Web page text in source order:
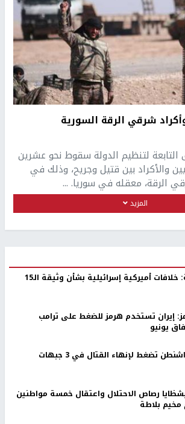
شرقي الرقة السورية
التابعة لتنظيم الدولة سقوط نحو عشرين
والأكراد بين قتيل وجريح، وذلك في
الرقة، معقله في سوريا. ...
المزيد
مصادر عبرية: خلافات أميركية إسرائيلية بشأن وثيقة الـ15
إيران تستخدم هرمز للضغط على ترامب
يونيو
رصاص الاحتلال واعتقال خمسة مواطنين
مخيم بلاطة